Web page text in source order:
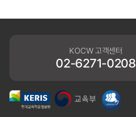
KOCW 고객센터
02-6271-0208